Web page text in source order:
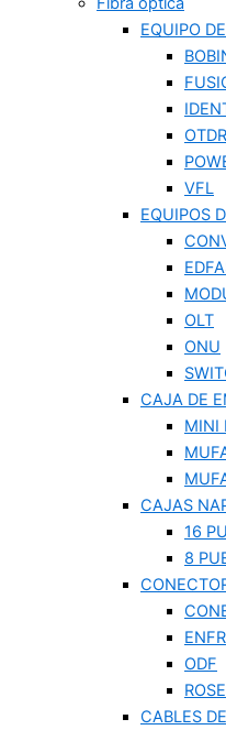
EQUIPO
OTDR
VFL
EQUIPOS
OLT
ONU
CAJA DE
MINI
CAJAS
16
8
ODF
CABLES